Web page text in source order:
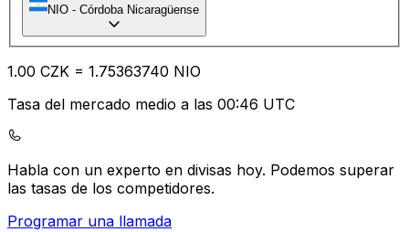
NIO - Córdoba Nicaragüense
1.00 CZK = 1.75363740 NIO
Tasa del mercado medio a las 00:46 UTC
Habla con un experto en divisas hoy. Podemos superar
las tasas de los competidores.
Programar una llamada